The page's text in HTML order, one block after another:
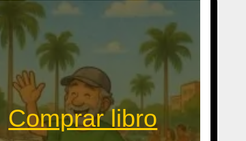
Comprar libro